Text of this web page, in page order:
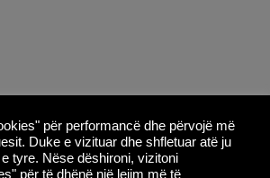
Whoop Theme - Powered by
WordPress.
për performancë dhe përvojë më
Duke e vizituar dhe shfletuar atë ju
tyre. Nëse dëshironi, vizitoni
për të dhënë një lejim më të